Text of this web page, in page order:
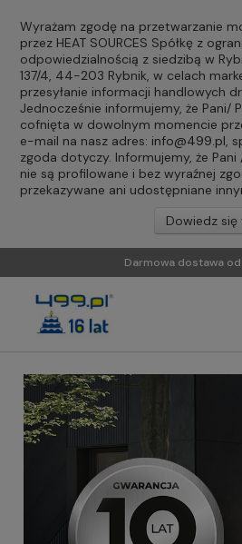
Wyrażam zgodę na przetwarzanie
przez HEAT SOURCES Spółkę z
odpowiedzialnością z siedzibą w
137/4, 44-203 Rybnik, w celach
przesyłanie informacji handlowych
Jednocześnie informujemy, że Pani/
cofnięta w dowolnym momencie
e-mail na nasz adres: info@499.pl,
zgoda dotyczy. Informujemy, że
nie są profilowane i bez wyraźnej
przekazywane ani udostępniane
Dowiedz się
Darmowa dostawa